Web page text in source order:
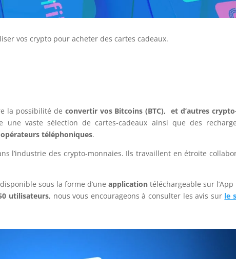
vos crypto pour acheter des cartes cadeaux.
la possibilité de convertir vos Bitcoins (BTC), et d’autres
vaste sélection de cartes-cadeaux ainsi que des
opérateurs téléphoniques.
l’industrie des crypto-monnaies. Ils travaillent en étroite
sous la forme d’uneapplication téléchargeable sur
utilisateurs, nous vous encourageons à consulter les avis sur le